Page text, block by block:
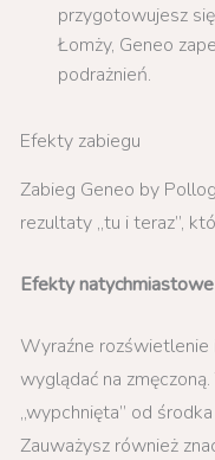
przygotowujesz
Łomży, Geneo
podrażnień.
Efekty zabiegu
Zabieg Geneo by
rezultaty „tu i teraz”,
Efekty
Wyraźne rozświetlenie
wyglądać na
„wypchnięta” od
Zauważysz również